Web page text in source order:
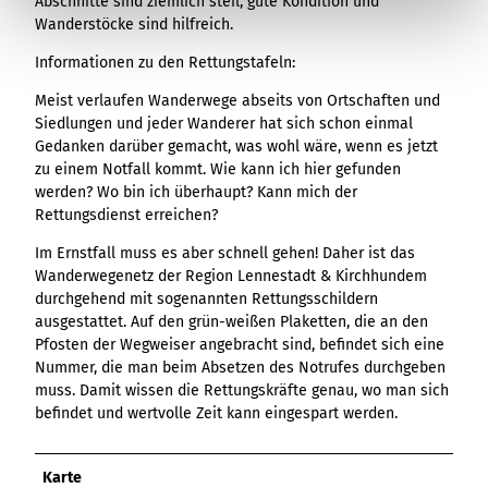
Wanderstöcke sind hilfreich.
Informationen zu den Rettungstafeln:
Meist verlaufen Wanderwege abseits von Ortschaften und
Siedlungen und jeder Wanderer hat sich schon einmal
Gedanken darüber gemacht, was wohl wäre, wenn es jetzt
zu einem Notfall kommt. Wie kann ich hier gefunden
werden? Wo bin ich überhaupt? Kann mich der
Rettungsdienst erreichen?
Im Ernstfall muss es aber schnell gehen! Daher ist das
Wanderwegenetz der Region Lennestadt & Kirchhundem
durchgehend mit sogenannten Rettungsschildern
ausgestattet. Auf den grün-weißen Plaketten, die an den
Pfosten der Wegweiser angebracht sind, befindet sich eine
Nummer, die man beim Absetzen des Notrufes durchgeben
muss. Damit wissen die Rettungskräfte genau, wo man sich
befindet und wertvolle Zeit kann eingespart werden.
Karte